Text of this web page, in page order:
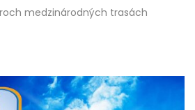
medzinárodných trasách